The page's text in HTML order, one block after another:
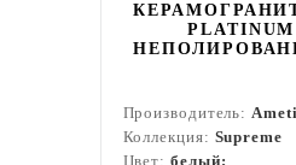
КЕРАМОГРАНИТ
PLATINUM
Производитель:
Коллекция: Supreme
Цвет: белый;